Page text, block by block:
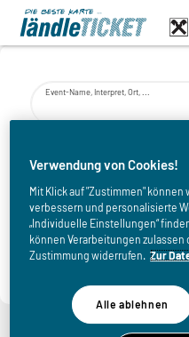
Event-Name, Interpret, Ort, ...
bis
Verwendung von Cookies!
Mit Klick auf "Zustimmen"
verbessern und personalisierte
„Individuelle Einstellungen“
können Verarbeitungen
Zustimmung widerrufen. Zur
Alle ablehnen